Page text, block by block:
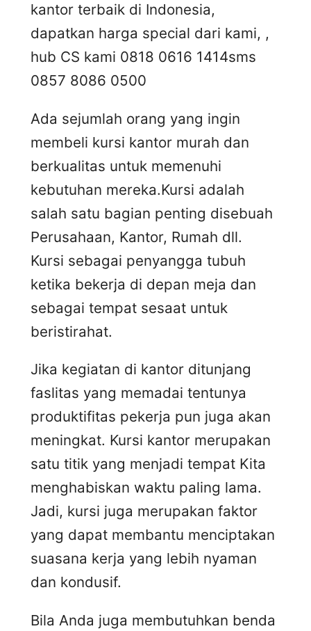
kantor terbaik di Indonesia,
dapatkan harga special dari kami, ,
hub CS kami 0818 0616 1414sms
0857 8086 0500
Ada sejumlah orang yang ingin
membeli kursi kantor murah dan
berkualitas untuk memenuhi
kebutuhan mereka.Kursi adalah
salah satu bagian penting disebuah
Perusahaan, Kantor, Rumah dll.
Kursi sebagai penyangga tubuh
ketika bekerja di depan meja dan
sebagai tempat sesaat untuk
beristirahat.
Jika kegiatan di kantor ditunjang
faslitas yang memadai tentunya
produktifitas pekerja pun juga akan
meningkat. Kursi kantor merupakan
satu titik yang menjadi tempat Kita
menghabiskan waktu paling lama.
Jadi, kursi juga merupakan faktor
yang dapat membantu menciptakan
suasana kerja yang lebih nyaman
dan kondusif.
Bila Anda juga membutuhkan benda